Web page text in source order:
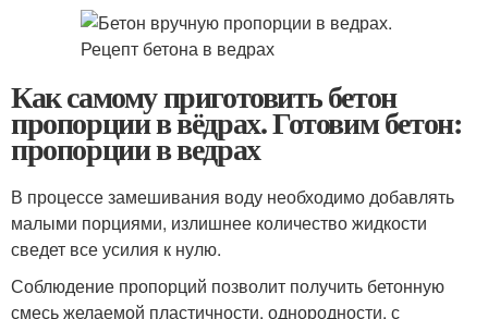
Как самому приготовить бетон
пропорции в вёдрах. Готовим бетон:
пропорции в ведрах
В процессе замешивания воду необходимо добавлять
малыми порциями, излишнее количество жидкости
сведет все усилия к нулю.
Соблюдение пропорций позволит получить бетонную
смесь желаемой пластичности, однородности, с